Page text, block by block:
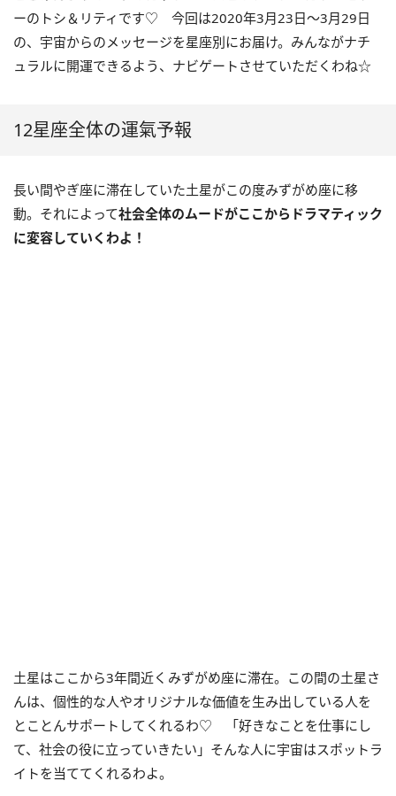
ーのトシ＆リティです♡ 今回は2020年3月23日～3月29日
の、宇宙からのメッセージを星座別にお届け。みんながナチ
ュラルに開運できるよう、ナビゲートさせていただくわね☆
12星座全体の運氣予報
長い間やぎ座に滞在していた土星がこの度みずがめ座に移
動。それによって社会全体のムードがここからドラマティック
に変容していくわよ！
土星はここから3年間近くみずがめ座に滞在。この間の土星さ
んは、個性的な人やオリジナルな価値を生み出している人を
とことんサポートしてくれるわ♡ 「好きなことを仕事にし
て、社会の役に立っていきたい」そんな人に宇宙はスポットラ
イトを当ててくれるわよ。